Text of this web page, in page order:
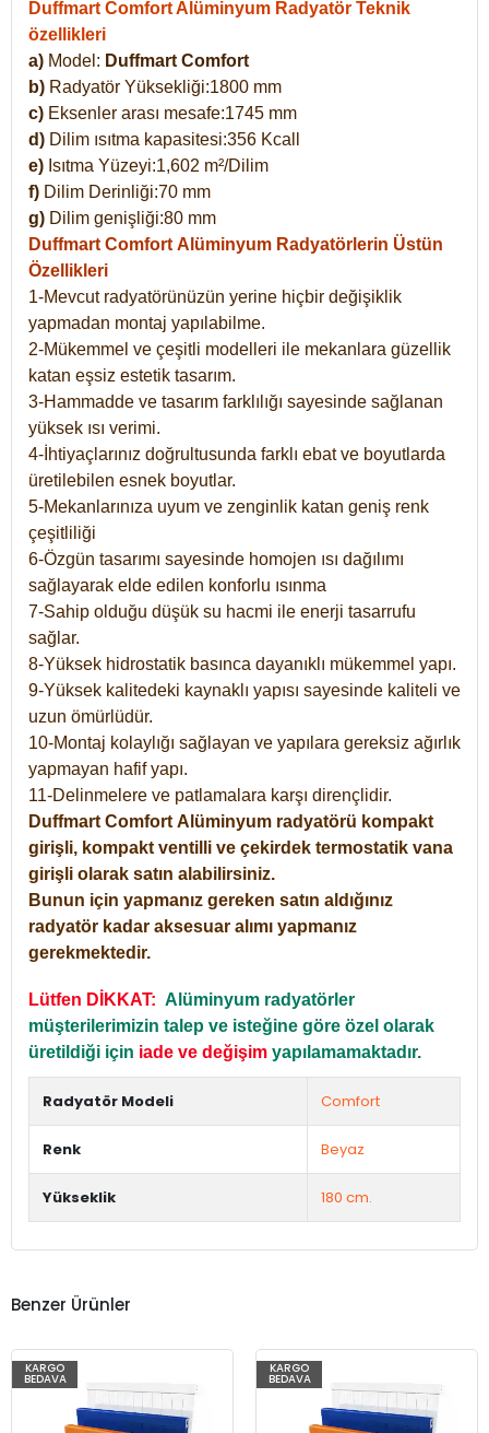
Duffmart Comfort Alüminyum Radyatör Teknik
özellikleri
a) Model: Duffmart Comfort
b) Radyatör Yüksekliği:1800 mm
c) Eksenler arası mesafe:1745 mm
d) Dilim ısıtma kapasitesi:356 Kcall
e) Isıtma Yüzeyi:1,602 m²/Dilim
f) Dilim Derinliği:70 mm
g) Dilim genişliği:80 mm
Duffmart Comfort Alüminyum Radyatörlerin Üstün
Özellikleri
1-Mevcut radyatörünüzün yerine hiçbir değişiklik
yapmadan montaj yapılabilme.
2-Mükemmel ve çeşitli modelleri ile mekanlara güzellik
katan eşsiz estetik tasarım.
3-Hammadde ve tasarım farklılığı sayesinde sağlanan
yüksek ısı verimi.
4-İhtiyaçlarınız doğrultusunda farklı ebat ve boyutlarda
üretilebilen esnek boyutlar.
5-Mekanlarınıza uyum ve zenginlik katan geniş renk
çeşitliliği
6-Özgün tasarımı sayesinde homojen ısı dağılımı
sağlayarak elde edilen konforlu ısınma
7-Sahip olduğu düşük su hacmi ile enerji tasarrufu
sağlar.
8-Yüksek hidrostatik basınca dayanıklı mükemmel yapı.
9-Yüksek kalitedeki kaynaklı yapısı sayesinde kaliteli ve
uzun ömürlüdür.
10-Montaj kolaylığı sağlayan ve yapılara gereksiz ağırlık
yapmayan hafif yapı.
11-Delinmelere ve patlamalara karşı dirençlidir.
Duffmart Comfort Alüminyum radyatörü kompakt
girişli, kompakt ventilli ve çekirdek termostatik vana
girişli olarak satın alabilirsiniz.
Bunun için yapmanız gereken satın aldığınız
radyatör kadar aksesuar alımı yapmanız
gerekmektedir.
Lütfen DİKKAT: Alüminyum radyatörler
müşterilerimizin talep ve isteğine göre özel olarak
üretildiği için iade ve değişim yapılamamaktadır.
Radyatör Modeli Comfort
Renk Beyaz
Yükseklik 180 cm.
Benzer Ürünler
KARGO
BEDAVA
KARGO
BEDAVA